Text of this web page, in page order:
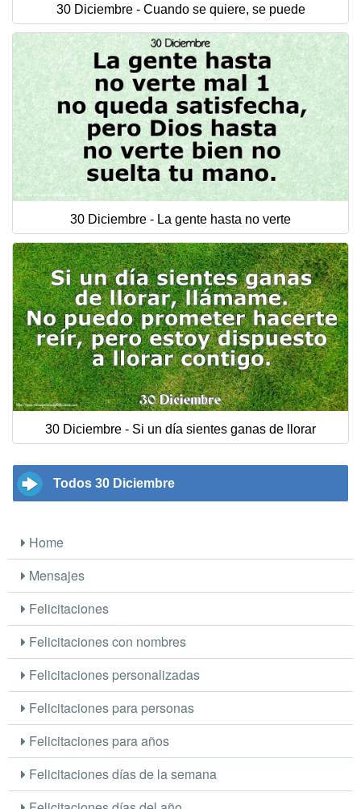
30 Diciembre - Cuando se quiere, se puede
30 Diciembre - La gente hasta no verte
30 Diciembre - Si un día sientes ganas de llorar
Todos 30 Diciembre
Home
Mensajes
Felicitaciones
Felicitaciones con nombres
Felicitaciones personalizadas
Felicitaciones para personas
Felicitaciones para años
Felicitaciones días de la semana